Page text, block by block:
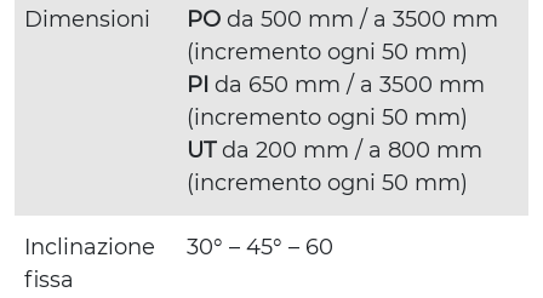
Dimensioni PO da 500 mm / a 3500 mm
(incremento ogni 50 mm)
PI da 650 mm / a 3500 mm
(incremento ogni 50 mm)
UTda 200 mm / a 800 mm
(incremento ogni 50 mm)
Inclinazione
fissa
30° – 45° – 60